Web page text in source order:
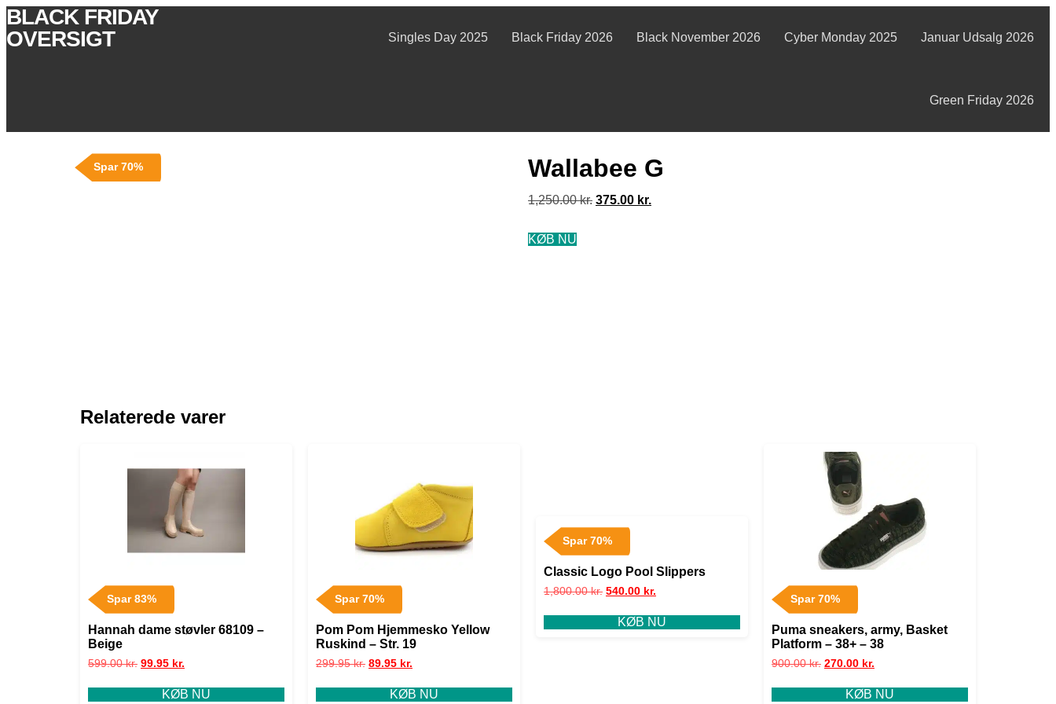
BLACK FRIDAY
OVERSIGT
Singles Day 2025 Black Friday 2026 Black November 2026 Cyber Monday 2025 Januar Udsalg 2026
Green Friday 2026
Spar 70% Wallabee G
1,250.00kr. 375.00 kr.
KØB NU
Relaterede varer
Spar 83%
Hannah dame støvler 68109 –
Beige
599.00kr. 99.95 kr.
KØB NU
Spar 70%
Pom Pom Hjemmesko Yellow
Ruskind – Str. 19
299.95kr. 89.95 kr.
KØB NU
Spar 70%
Classic Logo Pool Slippers
1,800.00kr. 540.00 kr.
KØB NU
Spar 70%
Puma sneakers, army, Basket
Platform – 38+ – 38
900.00kr. 270.00 kr.
KØB NU